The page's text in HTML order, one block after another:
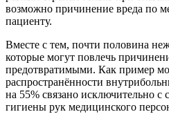
возможно причинение вреда по
пациенту.
Вместе с тем, почти половина
которые могут повлечь
предотвратимыми. Как пример
распространённости
на 55% связано исключительно
гигиены рук медицинского